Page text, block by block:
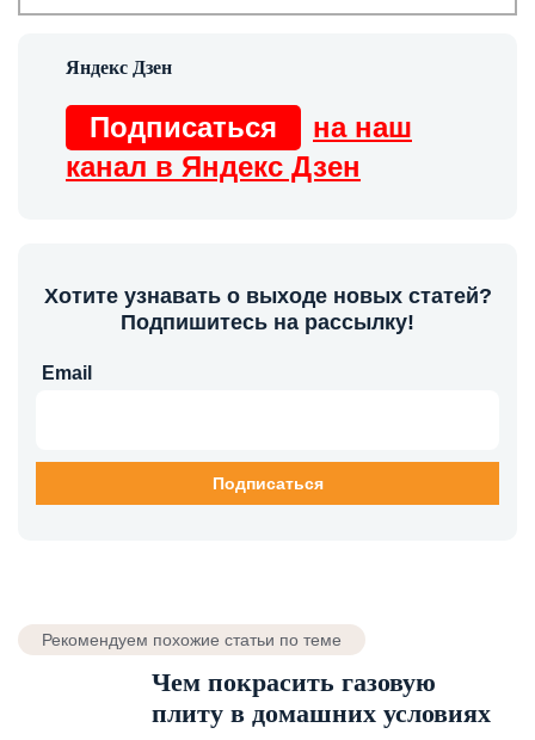
Подписаться
на наш
канал в Яндекс Дзен
Хотите узнавать о выходе новых статей?
Подпишитесь на рассылку!
Email
Рекомендуем похожие статьи по теме
Чем покрасить газовую
плиту в домашних условиях